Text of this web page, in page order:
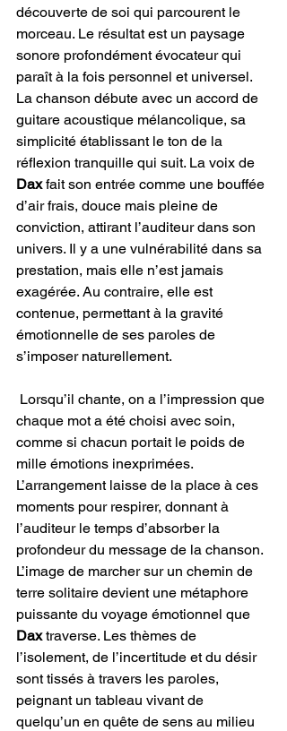
découverte de soi qui parcourent le
morceau. Le résultat est un paysage
sonore profondément évocateur qui
paraît à la fois personnel et universel.
La chanson débute avec un accord de
guitare acoustique mélancolique, sa
simplicité établissant le ton de la
réflexion tranquille qui suit. La voix de
Dax fait son entrée comme une bouffée
d’air frais, douce mais pleine de
conviction, attirant l’auditeur dans son
univers. Il y a une vulnérabilité dans sa
prestation, mais elle n’est jamais
exagérée. Au contraire, elle est
contenue, permettant à la gravité
émotionnelle de ses paroles de
s’imposer naturellement.
chaque mot a été choisi avec soin,
comme si chacun portait le poids de
mille émotions inexprimées.
L’arrangement laisse de la place à ces
moments pour respirer, donnant à
l’auditeur le temps d’absorber la
profondeur du message de la chanson.
L’image de marcher sur un chemin de
terre solitaire devient une métaphore
puissante du voyage émotionnel que
Dax traverse. Les thèmes de
l’isolement, de l’incertitude et du désir
sont tissés à travers les paroles,
peignant un tableau vivant de
quelqu’un en quête de sens au milieu